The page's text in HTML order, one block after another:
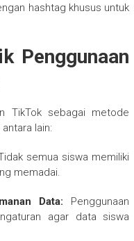
hashtag khusus untuk
Penggunaan
TikTok sebagai metode
lain:
semua siswa memiliki
memadai.
Data: Penggunaan
agar data siswa